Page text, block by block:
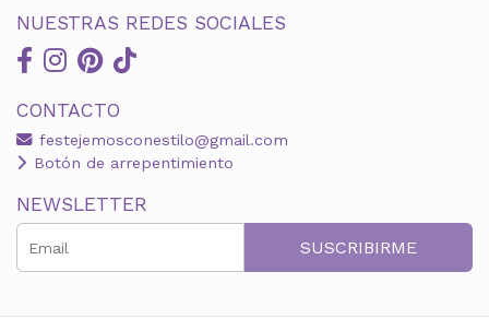
NUESTRAS REDES SOCIALES
CONTACTO
festejemosconestilo@gmail.com
Botón de arrepentimiento
NEWSLETTER
SUSCRIBIRME